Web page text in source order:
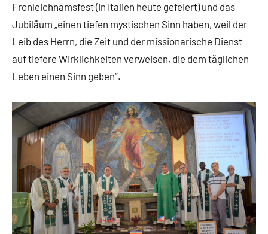
Fronleichnamsfest (in Italien heute gefeiert) und das
Jubiläum „einen tiefen mystischen Sinn haben, weil der
Leib des Herrn, die Zeit und der missionarische Dienst
auf tiefere Wirklichkeiten verweisen, die dem täglichen
Leben einen Sinn geben“.